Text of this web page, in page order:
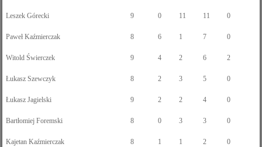
Leszek Górecki 9 0 11 11 0
Paweł Kaźmierczak 8 6 1 7 0
Witold Świerczek 9 4 2 6 2
Łukasz Szewczyk 8 2 3 5 0
Łukasz Jagielski 9 2 2 4 0
Bartłomiej Foremski 8 0 3 3 0
Kajetan Kaźmierczak 8 1 1 2 0